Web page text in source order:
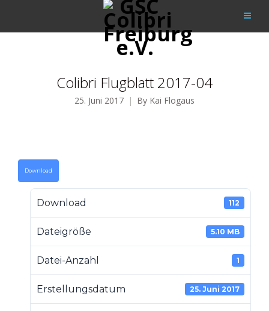
Colibri Flugblatt 2017-04
25. Juni 2017 By Kai Flogaus
Download
Download 112
Dateigröße 5.10 MB
Datei-Anzahl 1
Erstellungsdatum 25. Juni 2017